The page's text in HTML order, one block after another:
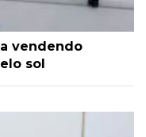
vendendo
sol